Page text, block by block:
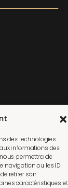
des technologies
informations des
permettra de
navigation ou les ID
retirer son
caractéristiques et